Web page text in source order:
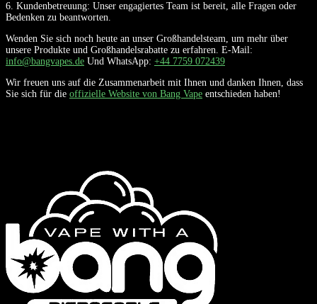
6. Kundenbetreuung: Unser engagiertes Team ist bereit, alle Fragen oder
Bedenken zu beantworten.
Wenden Sie sich noch heute an unser Großhandelsteam, um mehr über
unsere Produkte und Großhandelsrabatte zu erfahren. E-Mail:
info@bangvapes.de Und WhatsApp: +44 7759 072439
Wir freuen uns auf die Zusammenarbeit mit Ihnen und danken Ihnen, dass
Sie sich für die offizielle Website von Bang Vape entschieden haben!